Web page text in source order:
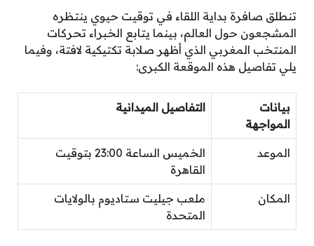
تنطلق صافرة بداية اللقاء في توقيت حيوي ينتظره
المشجعون حول العالم، بينما يتابع الخبراء تحركات
المنتخب المغربي الذي أظهر صلابة تكتيكية لافتة، وفيما
يلي تفاصيل هذه الموقعة الكبرى:
بيانات
المواجهة
التفاصيل الميدانية
الموعد
الخميس الساعة 23:00 بتوقيت
القاهرة
المكان
ملعب جيليت ستاديوم بالولايات
المتحدة